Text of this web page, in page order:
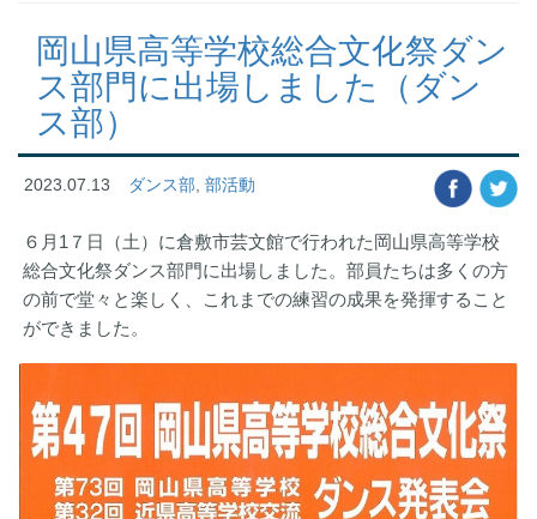
岡山県高等学校総合文化祭ダン
ス部門に出場しました（ダン
ス部）
2023.07.13 ダンス部 部活動
６月1７日（土）に倉敷市芸文館で行われた岡山県高等学校
総合文化祭ダンス部門に出場しました。部員たちは多くの方
の前で堂々と楽しく、これまでの練習の成果を発揮すること
ができました。